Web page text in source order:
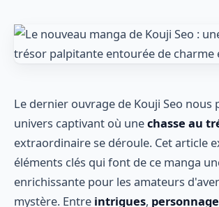
Le dernier ouvrage de Kouji Seo nous
univers captivant où unechasse au
extraordinaire se déroule. Cet article
éléments clés qui font de ce manga
enrichissante pour les amateurs
mystère. Entre intrigues,